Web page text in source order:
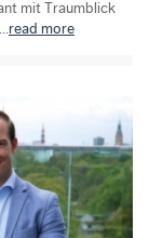
mit Traumblick
read more